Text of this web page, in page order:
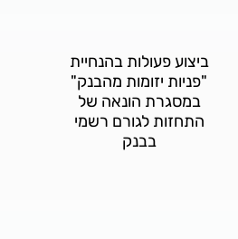
ביצוע פעולות בהנחיית
"פניות יזומות מהבנק"
במסגרת הונאה של
התחזות לגורם רשמי
בבנק